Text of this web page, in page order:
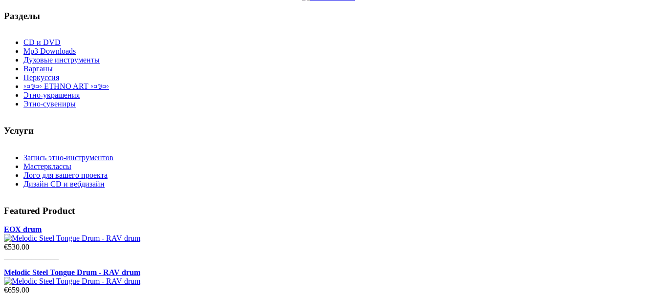
Разделы
CD и DVD
Mp3 Downloads
Духовые инструменты
Варганы
Перкуссия
◦¤₪¤◦ ETHNO ART ◦¤₪¤◦
Этно-украшения
Этно-сувениры
Услуги
Запись этно-инструментов
Мастерклассы
Лого для вашего проекта
Дизайн CD и вебдизайн
Featured Product
EOX drum
€530.00
Melodic Steel Tongue Drum - RAV drum
€659.00